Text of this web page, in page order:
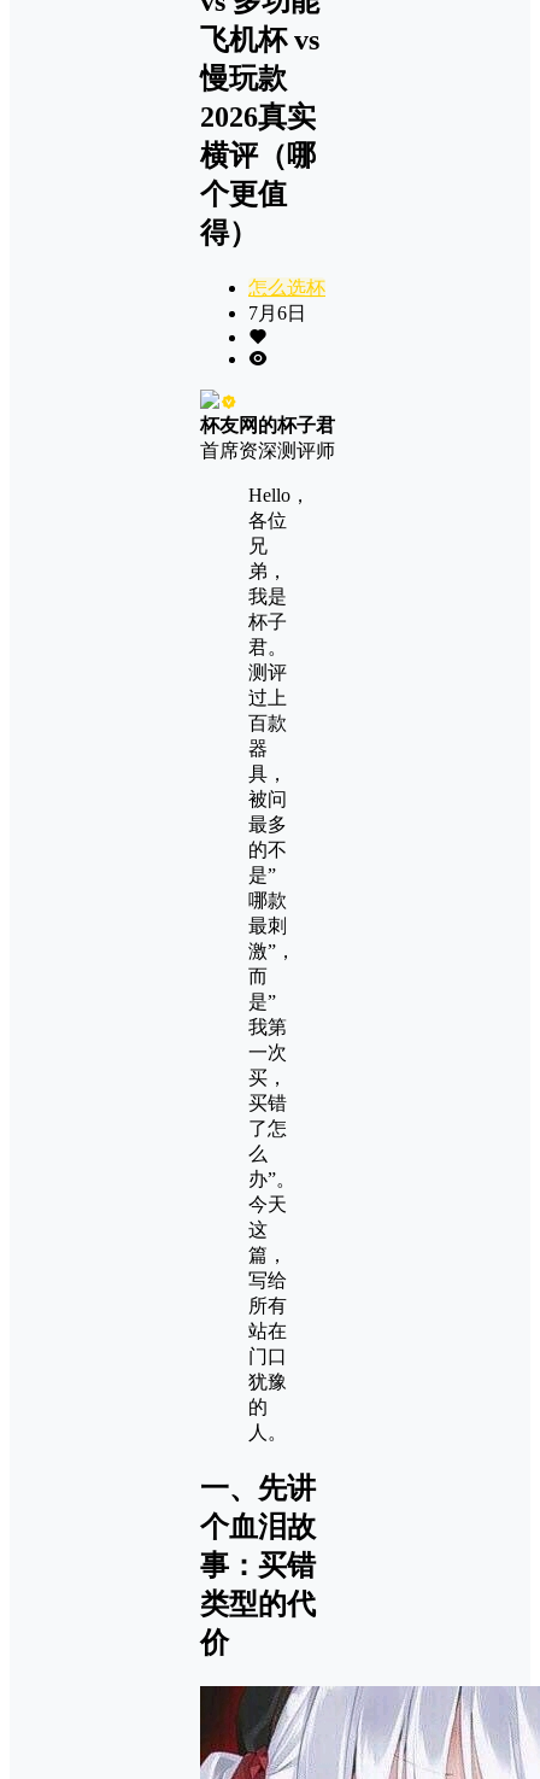
飞机杯 vs
慢玩款
2026真实
横评（哪
个更值
得）
怎么选杯
7月6日
杯友网的杯子君
首席资深测评师
Hello，
各位
兄
弟，
我是
杯子
君。
测评
过上
百款
器
具，
被问
最多
的不
是”
哪款
最刺
激”，
而
是”
我第
一次
买，
买错
了怎
么
办”。
今天
这
篇，
写给
所有
站在
门口
犹豫
的
人。
一、先讲
个血泪故
事：买错
类型的代
价